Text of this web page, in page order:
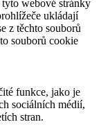
webové stránky
ukládají
z těchto souborů
souborů cookie
funkce, jako je
sociálních médií,
stran.